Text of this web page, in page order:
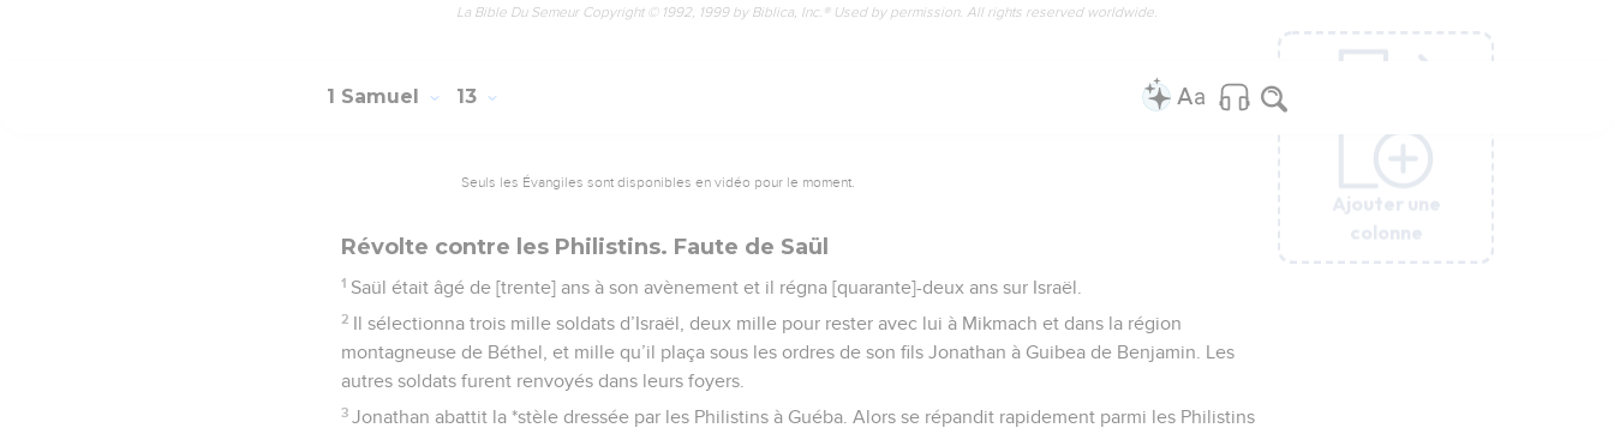
Ajouter une
colonne
La Bible Du Semeur Copyright © 1992, 1999 by Biblica, Inc.® Used by permission. All rights reserved worldwide.
Ajouter une
colonne
1 Samuel 13
Seuls les Évangiles sont disponibles en vidéo pour le moment.
Révolte contre les Philistins. Faute de Saül
1 Saül était âgé de [trente] ans à son avènement et il régna [quarante]-deux ans sur Israël.
2 Il sélectionna trois mille soldats d’Israël, deux mille pour rester avec lui à Mikmach et dans la région
montagneuse de Béthel, et mille qu’il plaça sous les ordres de son fils Jonathan à Guibea de Benjamin. Les
autres soldats furent renvoyés dans leurs foyers.
3 Jonathan abattit la *stèle dressée par les Philistins à Guéba. Alors se répandit rapidement parmi les Philistins
Ajouter une
colonne
Ajouter une
colonne
Ajouter une
colonne
Ajouter une
colonne